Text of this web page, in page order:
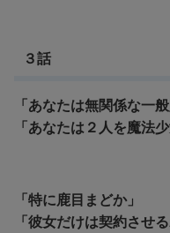
３話
「あなたは無関係な一
「あなたは２人を魔法
「特に鹿目まどか」
「彼女だけは契約させ